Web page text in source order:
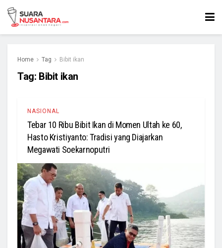
Home Tag Bibit ikan
Tag: Bibit ikan
NASIONAL
Tebar 10 Ribu Bibit Ikan di Momen Ultah ke 60,
Hasto Kristiyanto: Tradisi yang Diajarkan
Megawati Soekarnoputri